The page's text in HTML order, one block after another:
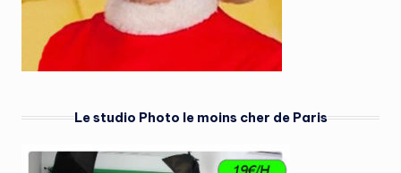
Le studio Photo le moins cher de Paris